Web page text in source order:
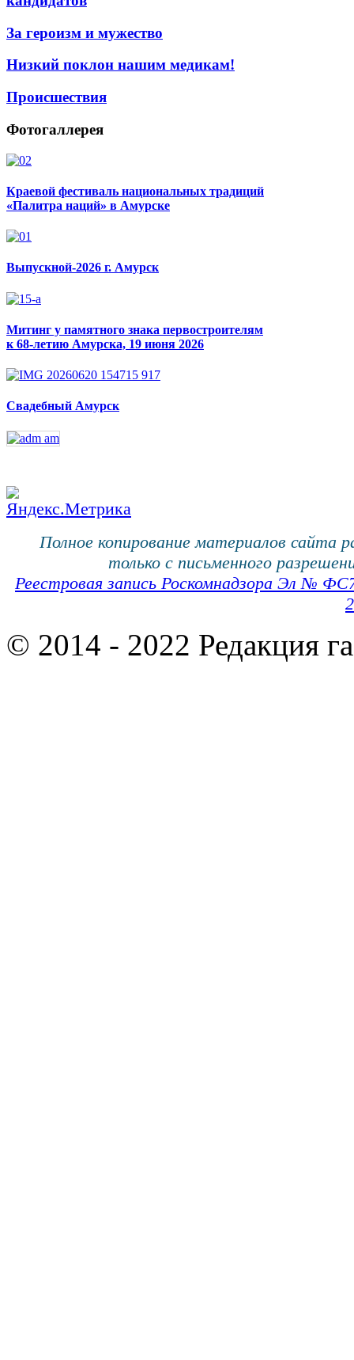
За героизм и мужество
Низкий поклон нашим медикам!
Происшествия
Фотогаллерея
Краевой фестиваль национальных традиций
«Палитра наций» в Амурске
Выпускной-2026 г. Амурск
Митинг у памятного знака первостроителям
к 68-летию Амурска, 19 июня 2026
Свадебный Амурск
Полное копирование материалов сайта
только с письменного
Реестровая запись Роскомнадзора Эл №
© 2014 - 2022 Редакция